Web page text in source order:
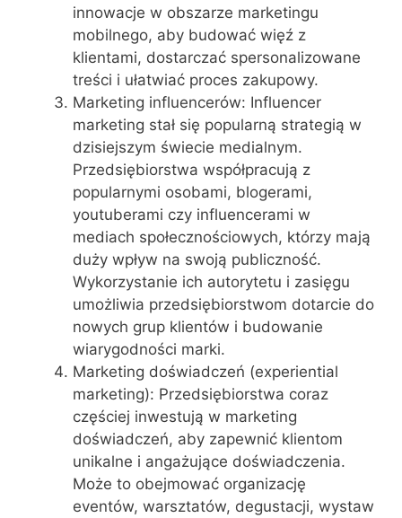
innowacje w obszarze marketingu
mobilnego, aby budować więź z
klientami, dostarczać spersonalizowane
treści i ułatwiać proces zakupowy.
Marketing influencerów: Influencer
marketing stał się popularną strategią w
dzisiejszym świecie medialnym.
Przedsiębiorstwa współpracują z
popularnymi osobami, blogerami,
youtuberami czy influencerami w
mediach społecznościowych, którzy mają
duży wpływ na swoją publiczność.
Wykorzystanie ich autorytetu i zasięgu
umożliwia przedsiębiorstwom dotarcie do
nowych grup klientów i budowanie
wiarygodności marki.
Marketing doświadczeń (experiential
marketing): Przedsiębiorstwa coraz
częściej inwestują w marketing
doświadczeń, aby zapewnić klientom
unikalne i angażujące doświadczenia.
Może to obejmować organizację
eventów, warsztatów, degustacji, wystaw